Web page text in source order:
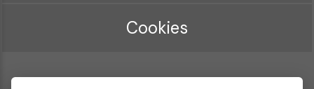
Cookies